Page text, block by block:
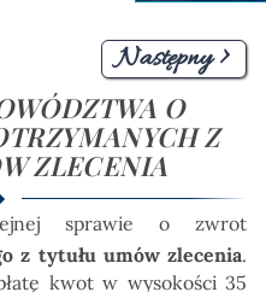
Następny >
O
Z
ZLECENIA
sprawie o zwrot
z tytułu umów zlecenia.
kwot w wysokości 35